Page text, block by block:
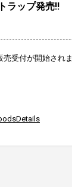
ラップ発売!!
受付が開始されま